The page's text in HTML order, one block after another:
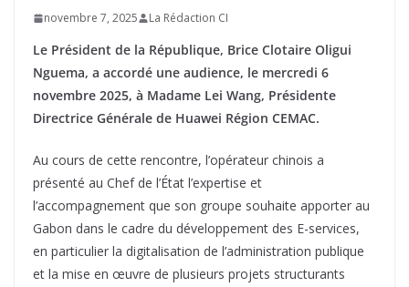
novembre 7, 2025 La Rédaction CI
Le Président de la République, Brice Clotaire Oligui
Nguema, a accordé une audience, le mercredi 6
novembre 2025, à Madame Lei Wang, Présidente
Directrice Générale de Huawei Région CEMAC.
Au cours de cette rencontre, l’opérateur chinois a
présenté au Chef de l’État l’expertise et
l’accompagnement que son groupe souhaite apporter au
Gabon dans le cadre du développement des E-services,
en particulier la digitalisation de l’administration publique
et la mise en œuvre de plusieurs projets structurants